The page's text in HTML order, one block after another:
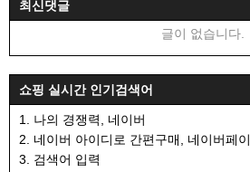
최신댓글
글이 없습니다.
쇼핑 실시간 인기검색어
1. 나의 경쟁력, 네이버
2. 네이버 아이디로 간편구매, 네이버페이
3. 검색어 입력